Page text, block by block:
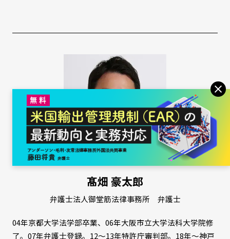
髙畑 豪太郎
弁護士法人御堂筋法律事務所 弁護士
04年京都大学法学部卒業、06年大阪市立大学法科大学院修
了。07年弁護士登録。12～13年特許庁審判部。18年～神戸